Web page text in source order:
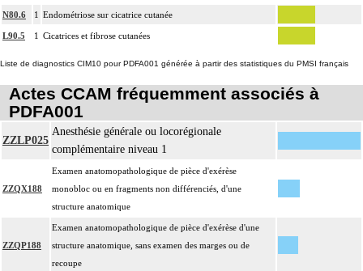
N80.6 1 Endométriose sur cicatrice cutanée
L90.5 1 Cicatrices et fibrose cutanées
Liste de diagnostics CIM10 pour PDFA001 générée à partir des statistiques du PMSI français
Actes CCAM fréquemment associés à
PDFA001
ZZLP025
Anesthésie générale ou locorégionale
complémentaire niveau 1
ZZQX188
Examen anatomopathologique de pièce d'exérèse
monobloc ou en fragments non différenciés, d'une
structure anatomique
ZZQP188
Examen anatomopathologique de pièce d'exérèse d'une
structure anatomique, sans examen des marges ou de
recoupe